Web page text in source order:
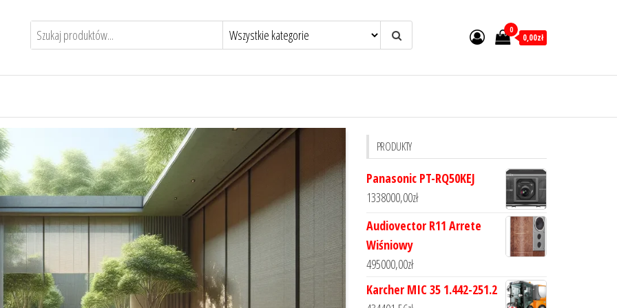
0
0,00zł
PRODUKTY
Panasonic PT-RQ50KEJ
1338000,00zł
Audiovector R11 Arrete
Wiśniowy
495000,00zł
Karcher MIC 35 1.442-251.2